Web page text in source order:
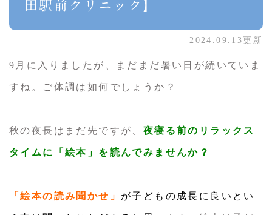
田駅前クリニック】
2024.09.13更新
9月に入りましたが、まだまだ暑い日が続いていま
すね。ご体調は如何でしょうか？
秋の夜長はまだ先ですが、 夜寝る前のリラックス
タイムに「絵本」を読んでみませんか？
「絵本の読み聞かせ」 が子どもの成長に良いとい